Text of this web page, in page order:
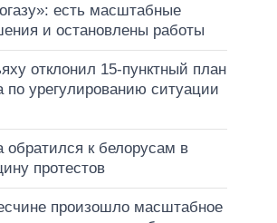
есть масштабные
и остановлены работы
отклонил 15-пунктный план
по урегулированию ситуации
обратился к белорусам в
протестов
произошло масштабное